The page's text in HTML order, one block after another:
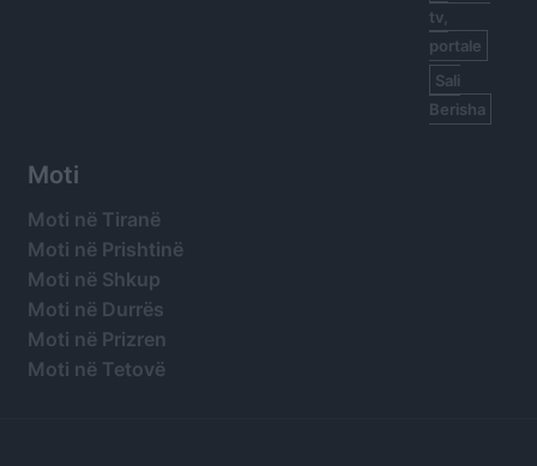
tv,
portale
Sali
Berisha
Moti
Moti në Tiranë
Moti në Prishtinë
Moti në Shkup
Moti në Durrës
Moti në Prizren
Moti në Tetovë